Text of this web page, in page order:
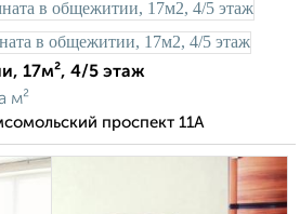
17м², 4/5 этаж
м²
проспект 11А